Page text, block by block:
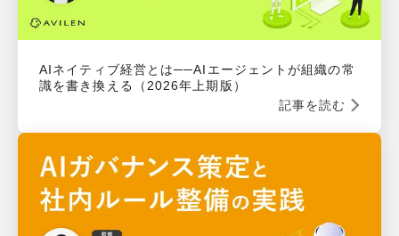
AIネイティブ経営とは──AIエージェントが組織の常
識を書き換える（2026年上期版）
記事を読む